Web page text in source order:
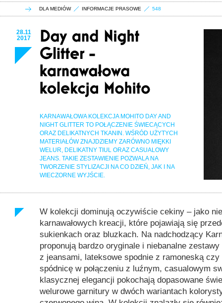
DLA MEDIÓW INFORMACJE PRASOWE 548
28.11
2017
KARNAWAŁOWA KOLEKCJA MOHITO DAY AND
NIGHT GLITTER TO POŁĄCZENIE ŚWIECĄCYCH
ORAZ DELIKATNYCH TKANIN. WŚRÓD UŻYTYCH
MATERIAŁÓW ZNAJDZIEMY ZARÓWNO MIĘKKI
WELUR, DELIKATNY TIUL ORAZ CASUALOWY
JEANS. TAKIE ZESTAWIENIE POZWALA NA
TWORZENIE STYLIZACJI NA CO DZIEŃ, JAK I NA
WIECZORNE WYJŚCIE.
W kolekcji dominują oczywiście cekiny – jako
karnawałowych kreacji, które pojawiają się
sukienkach oraz bluzkach. Na nadchodzący
proponują bardzo oryginale i niebanalne
z jeansami, lateksowe spodnie z ramoneską czy
spódnicę w połączeniu z luźnym, casualowym
klasycznej elegancji pokochają dopasowane
welurowe garnitury w dwóch wariantach